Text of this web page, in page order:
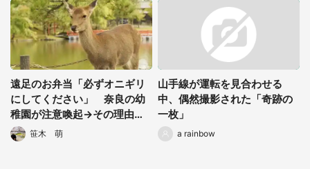
遠足のお弁当「必ずオニギリ
にしてください」 奈良の幼
稚園が注意喚起→その理由が
納得すぎた
笹木 萌
山手線が運転を見合わせる
中、偶然撮影された「奇跡の
一枚」
a rainbow